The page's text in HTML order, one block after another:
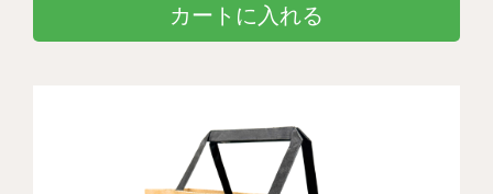
カートに入れる